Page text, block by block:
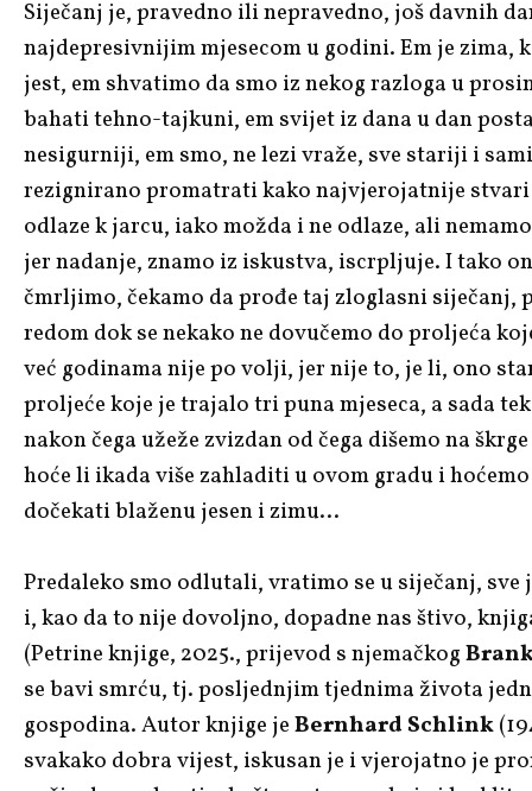
Siječanj je, pravedno ili nepravedno, još davnih
najdepresivnijim mjesecom u godini. Em je zima,
jest, em shvatimo da smo iz nekog razloga u
bahati tehno-tajkuni, em svijet iz dana u dan
nesigurniji, em smo, ne lezi vraže, sve stariji i
rezignirano promatrati kako najvjerojatnije
odlaze k jarcu, iako možda i ne odlaze, ali
jer nadanje, znamo iz iskustva, iscrpljuje. I tako
čmrljimo, čekamo da prođe taj zloglasni siječanj,
redom dok se nekako ne dovučemo do proljeća
već godinama nije po volji, jer nije to, je li, ono
proljeće koje je trajalo tri puna mjeseca, a sada
nakon čega užeže zvizdan od čega dišemo na
hoće li ikada više zahladiti u ovom gradu i
dočekati blaženu jesen i zimu…
Predaleko smo odlutali, vratimo se u siječanj, sve
i, kao da to nije dovoljno, dopadne nas štivo,
(Petrine knjige, 2025., prijevod s njemačkog
se bavi smrću, tj. posljednjim tjednima života
gospodina. Autor knjige jeBernhard Schlink
svakako dobra vijest, iskusan je i vjerojatno je